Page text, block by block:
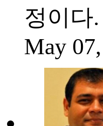
정이다
May